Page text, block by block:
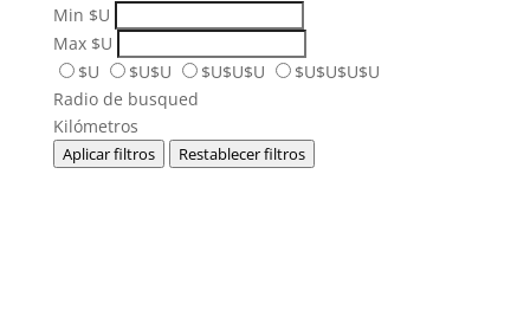
Min $U
Max $U
$U
$U$U $U$U$U
$U$U$U$U
Radio de busqued
Kilómetros
Aplicar filtros Restablecer filtros